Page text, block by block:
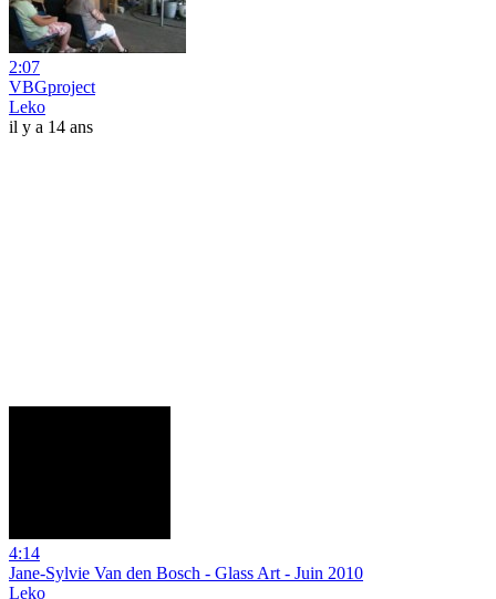
2:07
VBGproject
Leko
il y a 14 ans
4:14
Jane-Sylvie Van den Bosch - Glass Art - Juin 2010
Leko